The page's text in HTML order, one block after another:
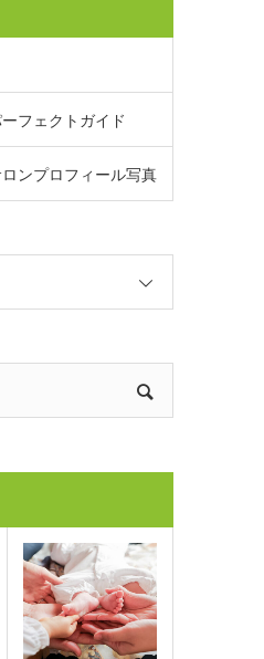
フェクトガイド
ンプロフィール写真